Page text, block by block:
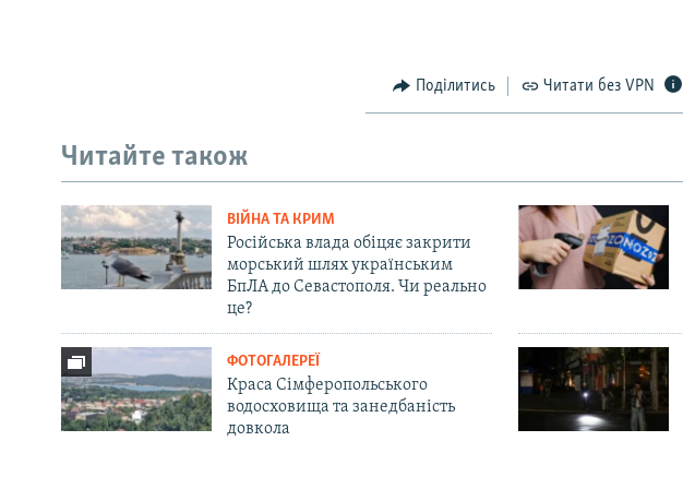
Поділитись Читати без VPN
Читайте також
ВІЙНА ТА КРИМ
Російська влада обіцяє закрити
морський шлях українським
БпЛА до Севастополя. Чи реально
це?
ФОТОГАЛЕРЕЇ
Краса Сімферопольського
водосховища та занедбаність
довкола